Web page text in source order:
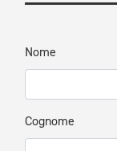
Nome
Cognome